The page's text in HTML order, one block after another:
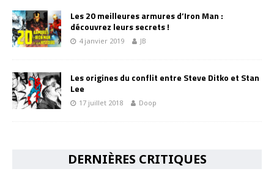
Les 20 meilleures armures d’Iron Man :
découvrez leurs secrets !
4 janvier 2019 JB
Les origines du conflit entre Steve Ditko et Stan
Lee
17 juillet 2018 Doop
DERNIÈRES CRITIQUES